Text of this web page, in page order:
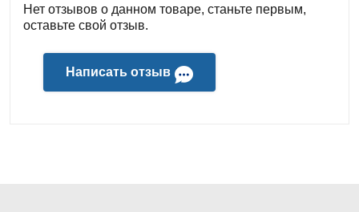
Нет отзывов о данном товаре, станьте первым,
оставьте свой отзыв.
Написать отзыв